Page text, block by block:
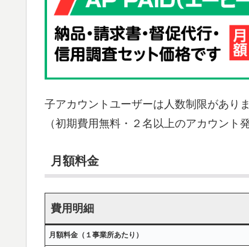
子アカウントユーザーは人数制限がありま
（初期費用無料・２名以上のアカウント
月額料金
費用明細
月額料金（１事業所あたり）